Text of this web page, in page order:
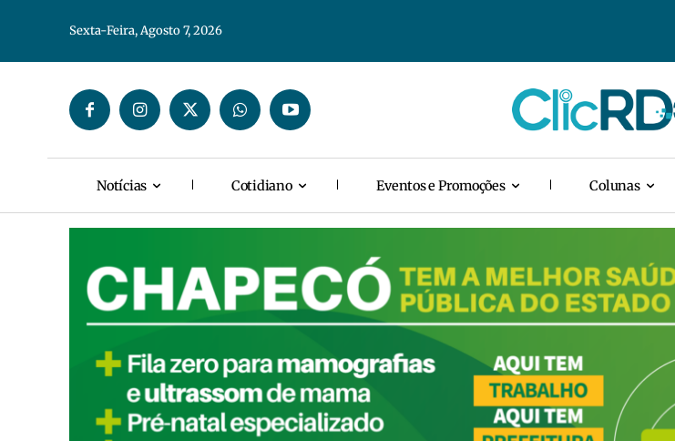
Sexta-Feira, Agosto 7, 2026
Notícias Cotidiano Eventos e Promoções Colunas